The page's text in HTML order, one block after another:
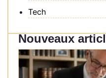
Tech
Nouveaux